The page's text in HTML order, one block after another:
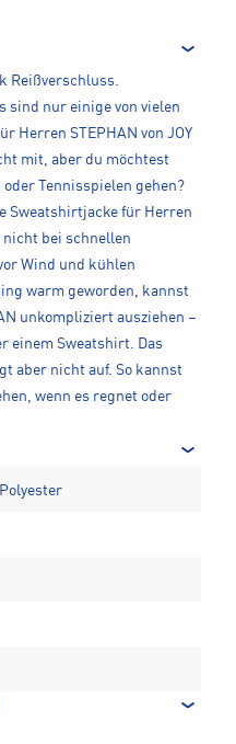
Reißverschluss.
sind nur einige von vielen
Herren STEPHAN von JOY
mit, aber du möchtest
Tennisspielen gehen?
Sweatshirtjacke für Herren
nicht bei schnellen
Wind und kühlen
warm geworden, kannst
unkompliziert ausziehen –
einem Sweatshirt. Das
aber nicht auf. So kannst
wenn es regnet oder